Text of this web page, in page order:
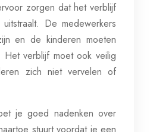
zorgen dat het verblijf
De medewerkers
en de kinderen moeten
Het verblijf moet ook veilig
zich niet vervelen of
je goed nadenken over